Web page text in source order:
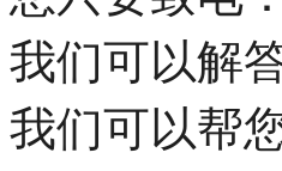
我们可以解
我们可以帮